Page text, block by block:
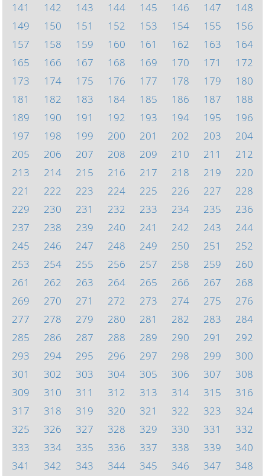
141
142 143 144 145 146 147
148
149
150 151 152 153 154 155
156
157
158 159 160 161 162 163
164
165
166 167 168 169 170 171
172
173
174 175 176 177 178 179
180
181
182 183 184 185 186 187
188
189
190 191 192 193 194 195
196
197
198 199 200 201 202 203
204
205
206 207 208 209 210 211
212
213
214 215 216 217 218 219
220
221
222 223 224 225 226 227
228
229
230 231 232 233 234 235
236
237
238 239 240 241 242 243
244
245
246 247 248 249 250 251
252
253
254 255 256 257 258 259
260
261
262 263 264 265 266 267
268
269
270 271 272 273 274 275
276
277
278 279 280 281 282 283
284
285
286 287 288 289 290 291
292
293
294 295 296 297 298 299
300
301
302 303 304 305 306 307
308
309
310 311 312 313 314 315
316
317
318 319 320 321 322 323
324
325
326 327 328 329 330 331
332
333
334 335 336 337 338 339
340
341
342 343 344 345 346 347 348